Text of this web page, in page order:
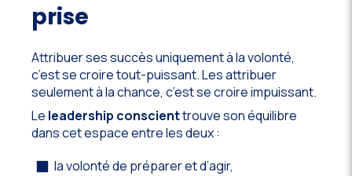
prise
Attribuer ses succès uniquement à la volonté,
c’est se croire tout-puissant. Les attribuer
seulement à la chance, c’est se croire impuissant.
Le leadership conscienttrouve son équilibre
dans cet espace entre les deux :
la volonté de préparer et d’agir,